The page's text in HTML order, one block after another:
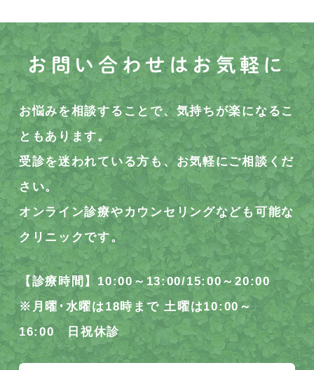
お問い合わせはお気軽に
お悩みを相談することで、気持ちが楽になるこ
ともあります。
受診を迷われている方も、お気軽にご相談くだ
さい。
オンライン診療やカウンセリングなども可能な
クリニックです。
【診療時間】10:00～13:00/15:00～20:00
※月曜･水曜は18時まで 土曜は10:00～
16:00 日祝休診